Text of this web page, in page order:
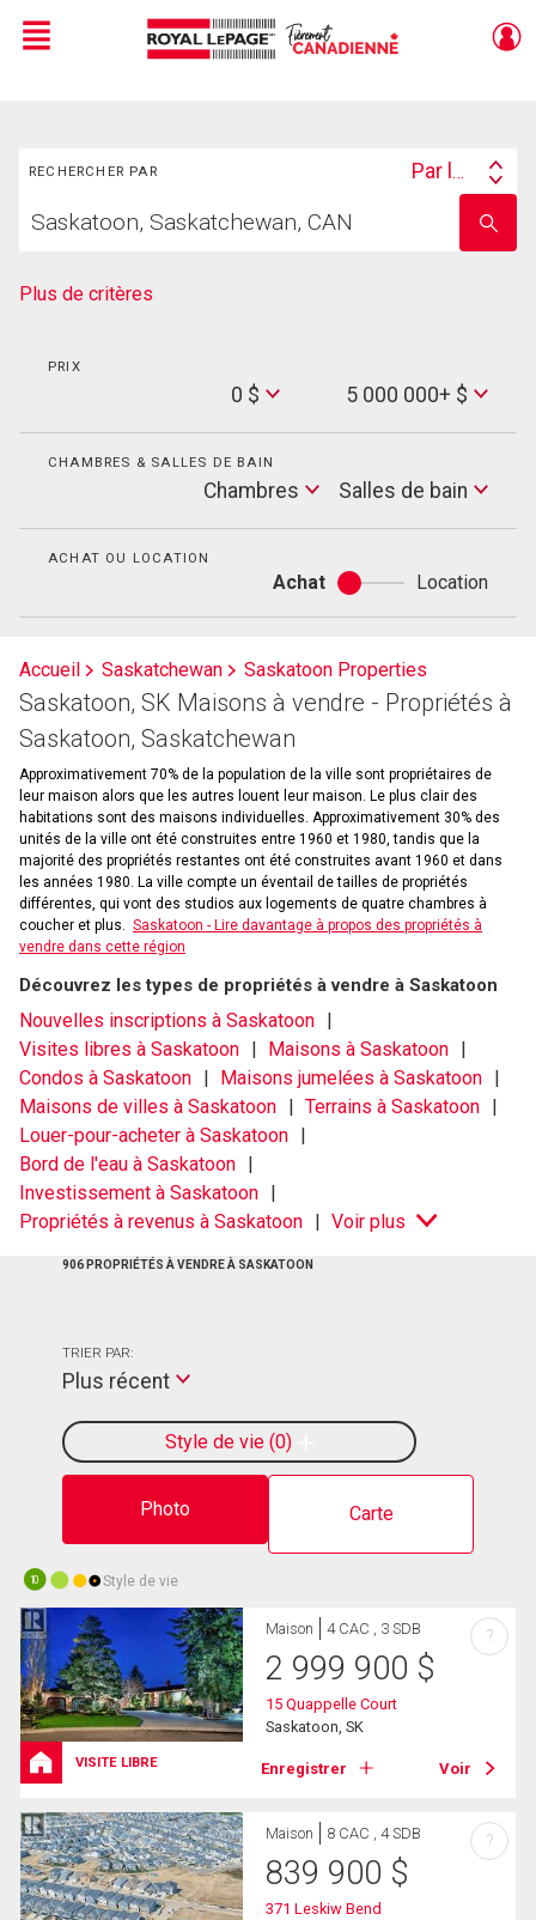
Live
En Direct
Menu
RECHERCHER PAR
Search
Par lieu
votre
nom
Plus de critères
PRIX
0 $
Max
Price
5 000 000+ $
CHAMBRES & SALLES DE BAIN
Chambres
Salles
de
Salles de bain
ACHAT OU LOCATION
Achat
Achat
ou
Location
Accueil Saskatchewan Saskatoon Properties
Saskatoon, SK Maisons à vendre - Propriétés à
Saskatoon, Saskatchewan
Approximativement 70% de la population de la ville sont propriétaires de
leur maison alors que les autres louent leur maison. Le plus clair des
habitations sont des maisons individuelles. Approximativement 30% des
unités de la ville ont été construites entre 1960 et 1980, tandis que la
majorité des propriétés restantes ont été construites avant 1960 et dans
les années 1980. La ville compte un éventail de tailles de propriétés
différentes, qui vont des studios aux logements de quatre chambres à
coucher et plus. Saskatoon - Lire davantage à propos des propriétés à
vendre dans cette région
Découvrez les types de propriétés à vendre à Saskatoon
Nouvelles inscriptions à Saskatoon
Visites libres à Saskatoon
Maisons à Saskatoon
Condos à Saskatoon
Maisons jumelées à Saskatoon
Maisons de villes à Saskatoon
Terrains à Saskatoon
Louer-pour-acheter à Saskatoon
Bord de l'eau à Saskatoon
Investissement à Saskatoon
Propriétés à revenus à Saskatoon
Voir plus
906 PROPRIÉTÉS À VENDRE À SASKATOON
Photo Carte
Style de vie 0
TRIER PAR:
Plus récent
10 Style de vie
VISITE LIBRE
Maison 4 CAC , 3 SDB
2 999 900 $
15 Quappelle Court
Saskatoon, SK
Enregistrer Voir
?
Maison 8 CAC , 4 SDB
839 900 $
371 Leskiw Bend
?